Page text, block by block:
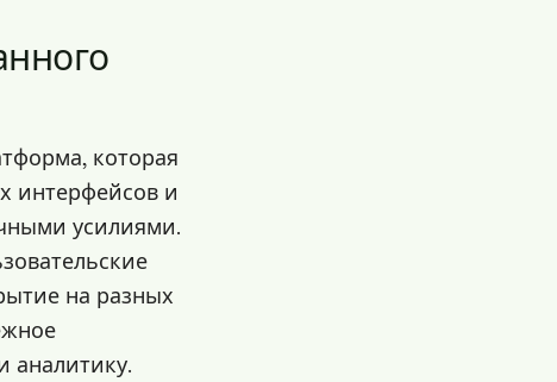
которая
интерфейсов и
усилиями.
на разных
аналитику.